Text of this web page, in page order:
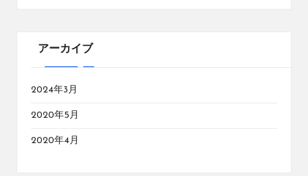
アーカイブ
2024年3月
2020年5月
2020年4月